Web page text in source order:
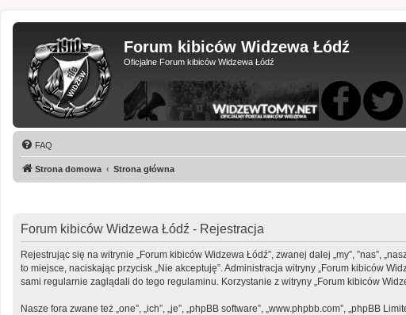
Forum kibiców Widzewa Łódź
Oficjalne Forum kibiców Widzewa Łódź
FAQ
Strona domowa Strona główna
Forum kibiców Widzewa Łódź - Rejestracja
Rejestrując się na witrynie „Forum kibiców Widzewa Łódź”, zwanej dalej „my”, ”nas”,
to miejsce, naciskając przycisk „Nie akceptuję”. Administracja witryny „Forum kibiców
sami regularnie zaglądali do tego regulaminu. Korzystanie z witryny „Forum kibiców
Nasze fora zwane też „one”, „ich”, „je”, „phpBB software”, „www.phpbb.com”, „phpBB